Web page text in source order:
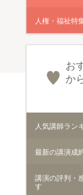
人権・福祉特
お
か
人気講師ラン
最新の講演成
講演の評判・
す